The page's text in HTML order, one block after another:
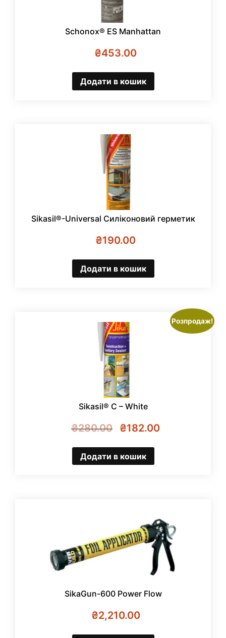
Schonox® ES Manhattan
₴453.00
Додати в кошик
Sikasil®-Universal Силіконовий герметик
₴190.00
Додати в кошик
Розпродаж!
Sikasil® C – White
₴280.00
Оригінальна
₴182.00
Додати в кошик
SikaGun-600 Power Flow
₴2,210.00